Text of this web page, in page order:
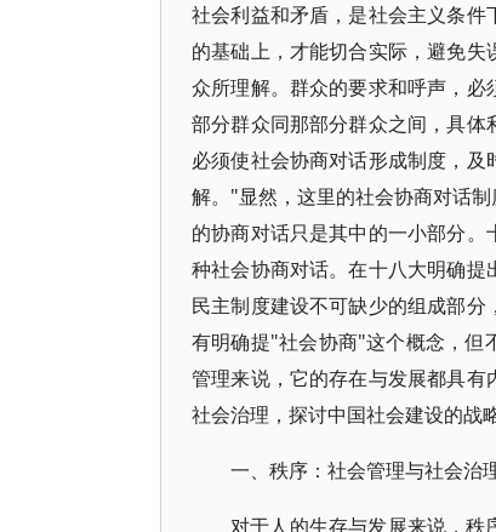
社会利益和矛盾，是社会主义条
的基础上，才能切合实际，避免
众所理解。群众的要求和呼声，
部分群众同那部分群众之间，具体
必须使社会协商对话形成制度，
解。"显然，这里的社会协商对话
的协商对话只是其中的一小部分
种社会协商对话。在十八大明确
民主制度建设不可缺少的组成部
有明确提"社会协商"这个概念，但
管理来说，它的存在与发展都具
社会治理，探讨中国社会建设的战
一、秩序：社会管理与社会治
对于人的生存与发展来说，